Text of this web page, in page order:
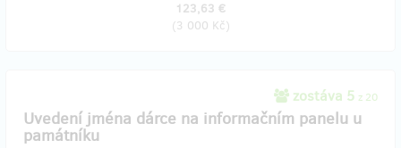
123,63 €
(3 000 Kč)
zostáva 5 z 20
Uvedení jména dárce na informačním panelu u
památníku